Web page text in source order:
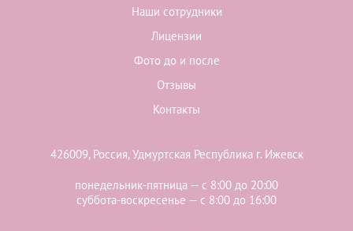
Наши сотрудники
Лицензии
Фото до и после
Отзывы
Контакты
426009, Россия, Удмуртская Республика г. Ижевск
понедельник-пятница — с 8:00 до 20:00
суббота-воскресенье — с 8:00 до 16:00